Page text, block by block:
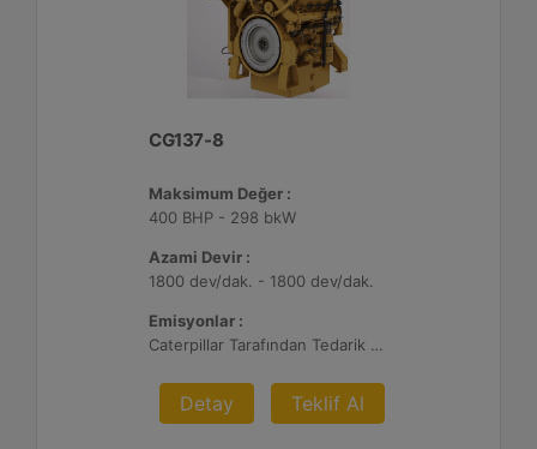
CG137-8
Maksimum Değer :
400 BHP - 298 bkW
Azami Devir :
1800 dev/dak. - 1800 dev/dak.
Emisyonlar :
Caterpillar Tarafından Tedarik Edilen veya Müşteri Tarafından Sağlanan Atık Arıtma ile NSPS Saha Uyumluluğuna Sahiptir, %0,5 O2 Ayar Noktası
Detay Teklif Al